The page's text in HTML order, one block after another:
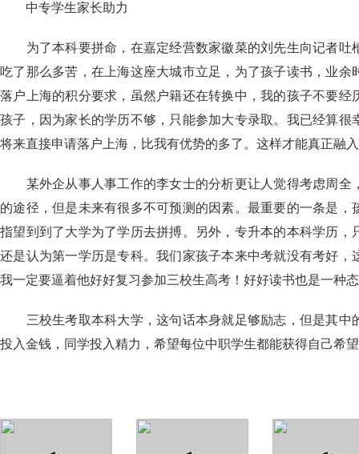
中专学生家长助力
为了本科要拼命，在嘉定经营数家徽菜的刘先生向记者吐
吃了那么多苦，在上海这座大城市立足，为了孩子读书，业余
落户上海的积分要求，虽然户籍还在转换中，我的孩子不要经
孩子，因为家长的学历不够，只能参加大专录取。我已经算很
将来直接申请落户上海，比我有优势的多了。这样才能真正融
某外企从事人事工作的李女士的分析更让人觉得考虑周全
的途径，但是未来有很多不可预测的因素。最重要的一条是，
指望到到了大学为了学历去拼搏。另外，专升本的本科学历，
还是认为第一学历是专科。我们家孩子本来中考就没有考好，
我一定要逼着他好好复习参加三校生高考！好好读书也是一种
三校生考取本科大学，这句话本身就足够励志，但是其中
投入金钱，同学投入精力，希望每位中职学生都能获得自己希